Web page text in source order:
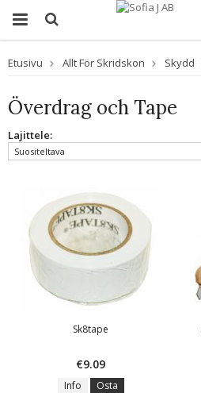
Etusivu Allt För Skridskon Skydd
Överdrag och Tape
Lajittele:
Sk8tape
€9.09
Info Osta